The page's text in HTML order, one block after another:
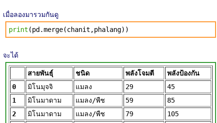
เมื่อลองมารวมกันดู
print (pd.merge(chanit,phalang))
จะได้
สายพันธุ์ ชนิด พลังโจมตี
พลังป้องกัน
0
มิโนมุจจิ แมลง 29
45
1
มิโนมาดาม แมลง/พืช 59
85
2
มิโนมาดาม แมลง/พืช 79
105